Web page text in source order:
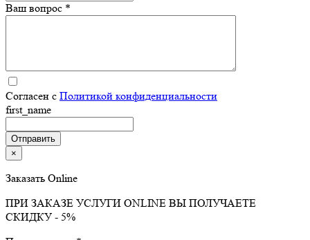
Ваш вопрос *
Согласен с Политикой конфиденциальности
first_name
×
Заказать Online
ПРИ ЗАКАЗЕ УСЛУГИ ONLINE ВЫ ПОЛУЧАЕТЕ
СКИДКУ - 5%